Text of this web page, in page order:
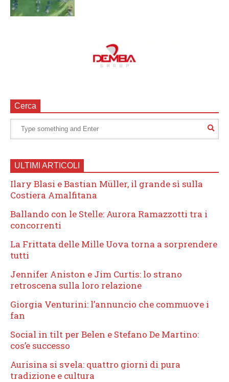
Cerca
ULTIMI ARTICOLI
Ilary Blasi e Bastian Müller, il grande sì sulla
Costiera Amalfitana
Ballando con le Stelle: Aurora Ramazzotti tra i
concorrenti
La Frittata delle Mille Uova torna a sorprendere
tutti
Jennifer Aniston e Jim Curtis: lo strano
retroscena sulla loro relazione
Giorgia Venturini: l’annuncio che commuove i
fan
Social in tilt per Belen e Stefano De Martino:
cos’e successo
Aurisina si svela: quattro giorni di pura
tradizione e cultura